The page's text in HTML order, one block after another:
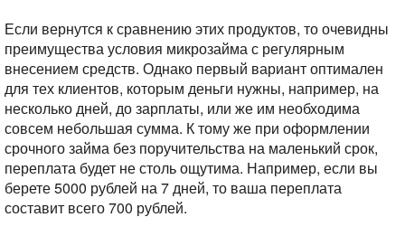
Если вернутся к сравнению этих продуктов, то очевидны
преимущества условия микрозайма с регулярным
внесением средств. Однако первый вариант оптимален
для тех клиентов, которым деньги нужны, например, на
несколько дней, до зарплаты, или же им необходима
совсем небольшая сумма. К тому же при оформлении
срочного займа без поручительства на маленький срок,
переплата будет не столь ощутима. Например, если вы
берете 5000 рублей на 7 дней, то ваша переплата
составит всего 700 рублей.